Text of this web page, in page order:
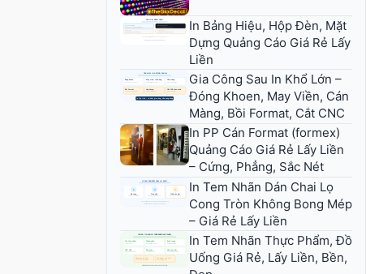
In Bảng Hiệu, Hộp Đèn, Mặt
Dựng Quảng Cáo Giá Rẻ Lấy
Liền
Gia Công Sau In Khổ Lớn –
Đóng Khoen, May Viền, Cán
Màng, Bồi Format, Cắt CNC
In PP Cán Format (formex)
Quảng Cáo Giá Rẻ Lấy Liền
– Cứng, Phẳng, Sắc Nét
In Tem Nhãn Dán Chai Lọ
Cong Tròn Không Bong Mép
– Giá Rẻ Lấy Liền
In Tem Nhãn Thực Phẩm, Đồ
Uống Giá Rẻ, Lấy Liền, Bền,